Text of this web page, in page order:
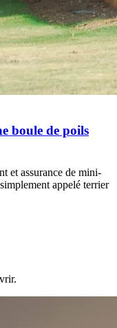
boule de poils
et assurance de mini-
appelé terrier